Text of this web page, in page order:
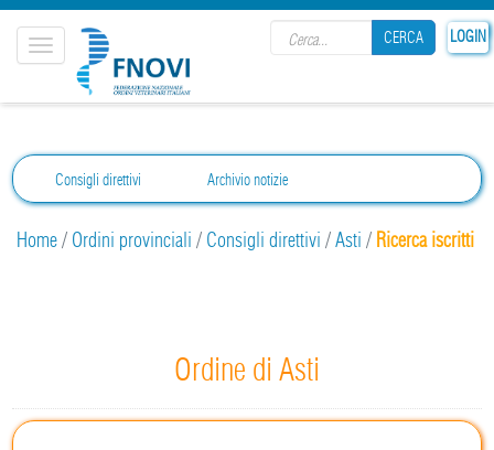
LOGIN
CERCA
CERCA
Toggle
navigation
Consigli direttivi Archivio notizie
Home/ Ordini provinciali / Consigli direttivi /Asti / Ricerca iscritti
Ordine di Asti